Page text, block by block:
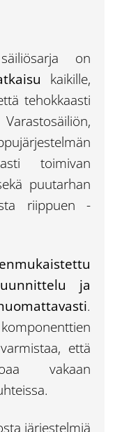
on
kaikille,
tehokkaasti
toimivan
puutarhan
riippuen -
ja
.
että
vakaan
järjestelmiä